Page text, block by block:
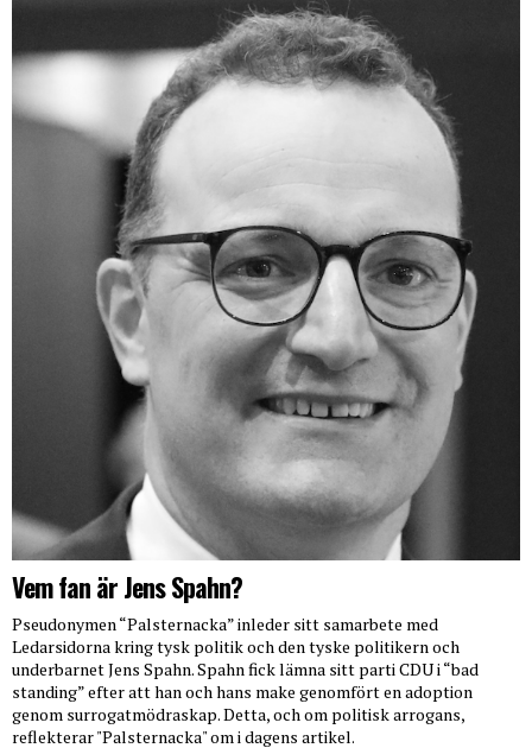
Vem fan är Jens Spahn?
Pseudonymen “Palsternacka” inleder sitt samarbete med
Ledarsidorna kring tysk politik och den tyske politikern och
underbarnet Jens Spahn. Spahn fick lämna sitt parti CDU i “bad
standing” efter att han och hans make genomfört en adoption
genom surrogatmödraskap. Detta, och om politisk arrogans,
reflekterar "Palsternacka" om i dagens artikel.